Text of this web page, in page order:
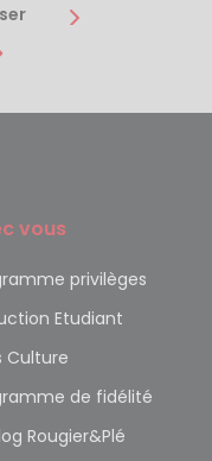
vous
privilèges
Etudiant
Culture
de fidélité
Rougier&Plé